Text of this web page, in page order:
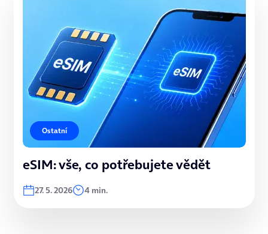
Ostatní
eSIM: vše, co potřebujete vědět
27. 5. 2026 4 min.